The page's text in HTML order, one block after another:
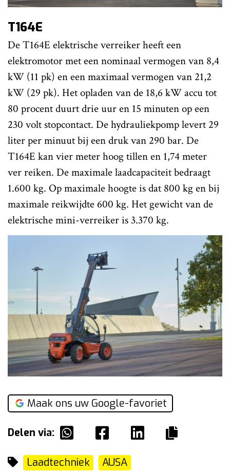
T164E
De T164E elektrische verreiker heeft een
elektromotor met een nominaal vermogen van 8,4
kW (11 pk) en een maximaal vermogen van 21,2
kW (29 pk). Het opladen van de 18,6 kW accu tot
80 procent duurt drie uur en 15 minuten op een
230 volt stopcontact. De hydrauliekpomp levert 29
liter per minuut bij een druk van 290 bar. De
T164E kan vier meter hoog tillen en 1,74 meter
ver reiken. De maximale laadcapaciteit bedraagt
1.600 kg. Op maximale hoogte is dat 800 kg en bij
maximale reikwijdte 600 kg. Het gewicht van de
elektrische mini-verreiker is 3.370 kg.
Maak ons uw Google-favoriet
Delen via:
Laadtechniek AUSA